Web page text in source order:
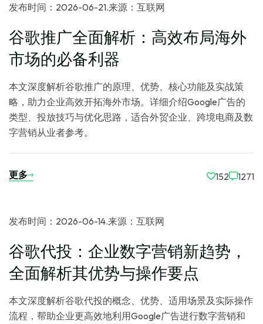
发布时间：2026-06-21.来源：互联网
谷歌推广全面解析：高效布局海外
市场的必备利器
本文深度解析谷歌推广的原理、优势、核心功能及实战策
略，助力企业高效开拓海外市场。详细介绍Google广告的
类型、投放技巧与优化思路，适合外贸企业、跨境电商及数
字营销从业者参考。
更多 152 1271
发布时间：2026-06-14.来源：互联网
谷歌代投：企业数字营销新趋势，
全面解析其优势与操作要点
本文深度解析谷歌代投的概念、优势、适用场景及实际操作
流程，帮助企业更高效地利用Google广告进行数字营销和